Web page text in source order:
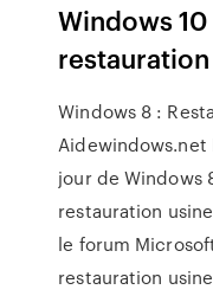
Windows
Windows 8 :
Aidewindows.net
jour de Windows
restauration
le forum
restauration